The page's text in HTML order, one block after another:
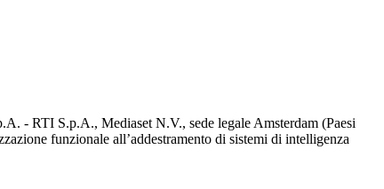
- RTI S.p.A., Mediaset N.V., sede legale Amsterdam (Paesi
funzionale all’addestramento di sistemi di intelligenza